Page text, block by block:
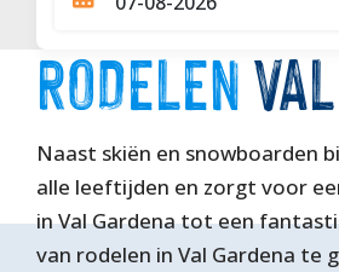
RODELEN
Naast skiën en snowboarden
alle leeftijden en zorgt voor
in Val Gardena tot een
van rodelen in Val Gardena te